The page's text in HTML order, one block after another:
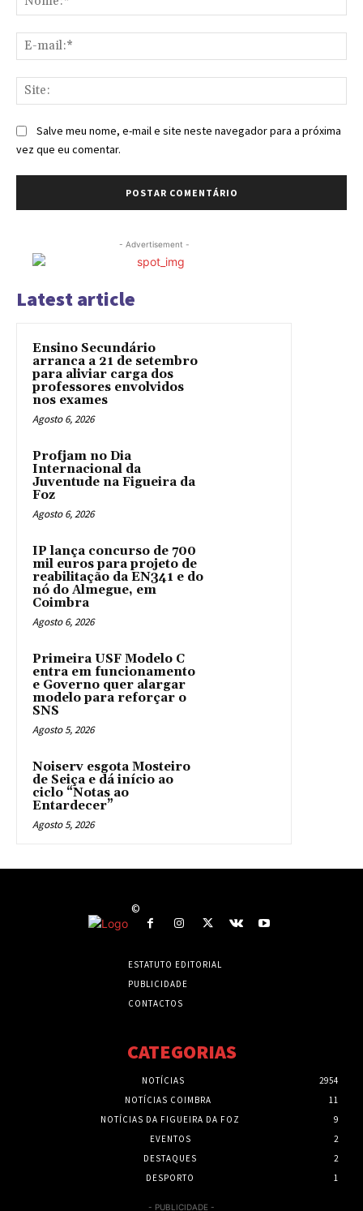
Salve meu nome, e-mail e site neste navegador para a próxima
vez que eu comentar.
- Advertisement -
Latest article
Ensino Secundário
arranca a 21 de setembro
para aliviar carga dos
professores envolvidos
nos exames
Agosto 6, 2026
Profjam no Dia
Internacional da
Juventude na Figueira da
Foz
Agosto 6, 2026
IP lança concurso de 700
mil euros para projeto de
reabilitação da EN341 e do
nó do Almegue, em
Coimbra
Agosto 6, 2026
Primeira USF Modelo C
entra em funcionamento
e Governo quer alargar
modelo para reforçar o
SNS
Agosto 5, 2026
Noiserv esgota Mosteiro
de Seiça e dá início ao
ciclo “Notas ao
Entardecer”
Agosto 5, 2026
©
ESTATUTO EDITORIAL
PUBLICIDADE
CONTACTOS
CATEGORIAS
NOTÍCIAS
2954
NOTÍCIAS COIMBRA
11
NOTÍCIAS DA FIGUEIRA DA FOZ
9
EVENTOS
2
DESTAQUES
2
DESPORTO
1
- PUBLICIDADE -